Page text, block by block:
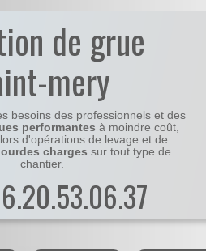
de grue
mery
besoins des professionnels et des
performantes à moindre coût,
d'opérations de levage et de
lourdes charges sur tout type de
chantier.